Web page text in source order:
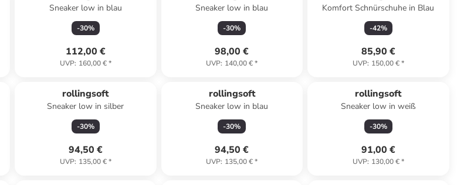
Sneaker low in blau
-30%
112,00 €
UVP: 160,00 €*
Sneaker low in blau
-30%
98,00 €
UVP: 140,00 €*
Komfort Schnürschuhe in Blau
-42%
85,90 €
UVP: 150,00 €*
rollingsoft
Sneaker low in silber
-30%
94,50 €
UVP: 135,00 €*
rollingsoft
Sneaker low in blau
-30%
94,50 €
UVP: 135,00 €*
rollingsoft
Sneaker low in weiß
-30%
91,00 €
UVP: 130,00 €*